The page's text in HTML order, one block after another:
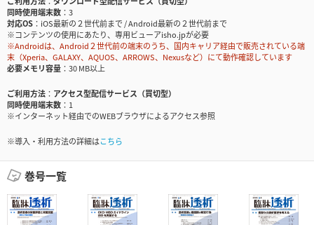
同時使用端末数
3
対応OS
iOS最新の２世代前まで / Android最新の２世代前まで
※コンテンツの使用にあたり、専用ビューアisho.jpが必要
※Androidは、Android２世代前の端末のうち、国内キャリア経由で販売されている端
末（Xperia、GALAXY、AQUOS、ARROWS、Nexusなど）にて動作確認しています
必要メモリ容量
30 MB以上
ご利用方法
アクセス型配信サービス（買切型）
同時使用端末数
1
※インターネット経由でのWEBブラウザによるアクセス参照
※導入・利用方法の詳細はこちら
巻号一覧